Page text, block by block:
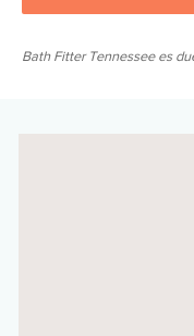
Bath Fitter Tennessee es